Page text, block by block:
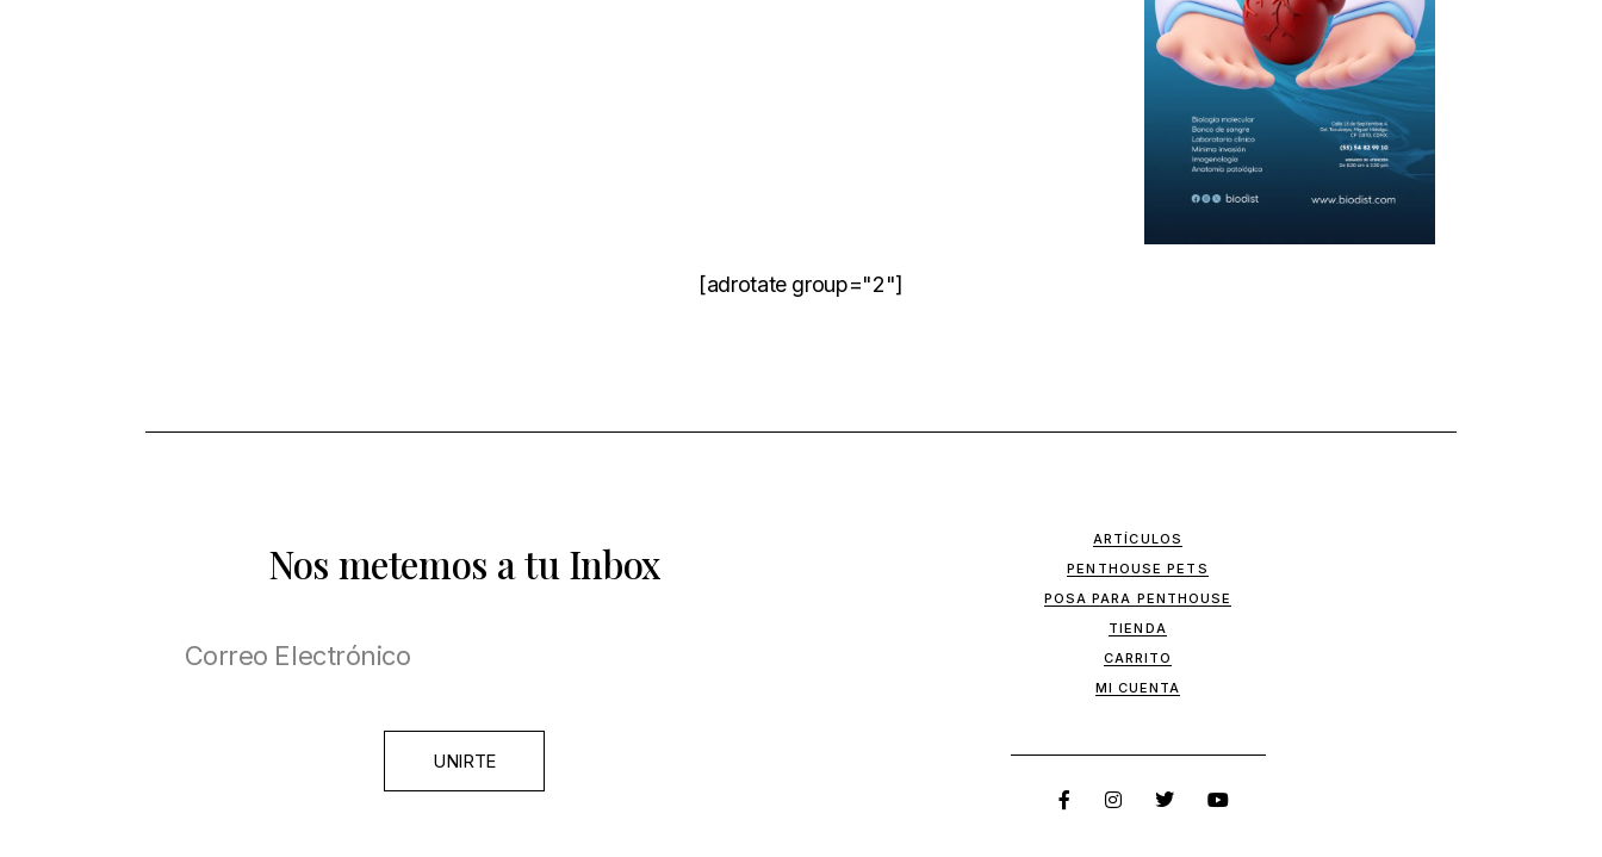
[adrotate group="2"]
Nos metemos a tu Inbox
UNIRTE
ARTÍCULOS
PENTHOUSE PETS
POSA PARA PENTHOUSE
TIENDA
CARRITO
MI CUENTA